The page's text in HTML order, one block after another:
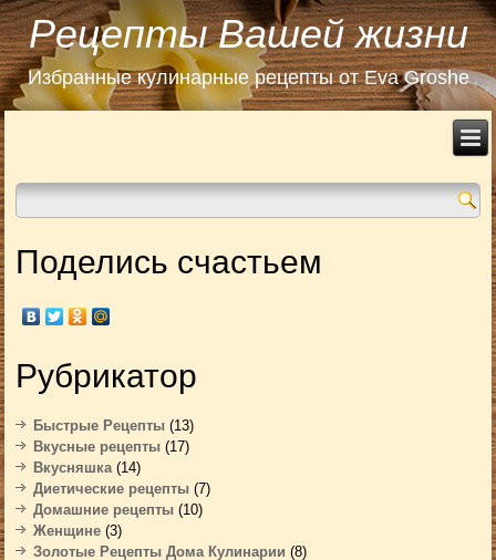
Рецепты Вашей жизни
Избранные кулинарные рецепты от Eva Groshe
Поделись счастьем
Рубрикатор
Быстрые Рецепты (13)
Вкусные рецепты (17)
Вкусняшка(14)
Диетические рецепты (7)
Домашние рецепты (10)
Женщине (3)
Золотые Рецепты Дома Кулинарии (8)